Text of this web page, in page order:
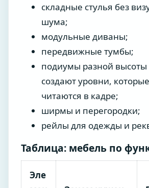
складные стулья без
шума;
модульные диваны;
передвижные тумбы;
подиумы разной
создают уровни,
читаются в кадре;
ширмы и перегородки;
рейлы для одежды и
Таблица: мебель по
Эле